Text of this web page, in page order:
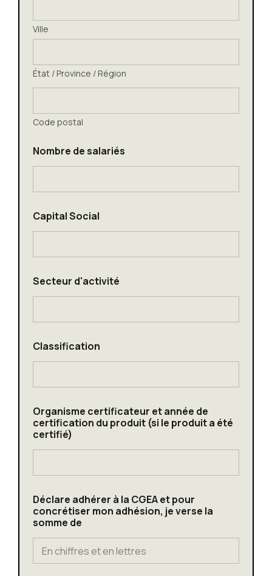
t
a
e
s
1
Ville
État / Province / Région
Code postal
Nombre de salariés
o
u
C
a
p
t
l
Capital Social
Secteur d'activité
Classification
e
r
t
i
a
t
i
o
n
t
Organisme certificateur et année de
certification du produit (si le produit a été
certifié)
Déclare adhérer à la CGEA et pour
concrétiser mon adhésion, je verse la
somme de